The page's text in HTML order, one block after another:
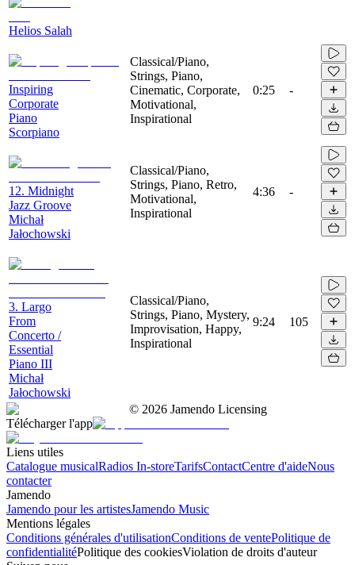
Helios Salah
Inspiring
Corporate
Piano
Scorpiano
Classical/Piano,
Strings, Piano,
Cinematic, Corporate,
Motivational,
Inspirational
0:25 -
12. Midnight
Jazz Groove
Michał
Jałochowski
Classical/Piano,
Strings, Piano, Retro,
Motivational,
Inspirational
4:36 -
3. Largo
From
Concerto /
Essential
Piano III
Michał
Jałochowski
Classical/Piano,
Strings, Piano, Mystery,
Improvisation, Happy,
Inspirational
9:24 105
© 2026 Jamendo Licensing
Télécharger l'app
Liens utiles
Catalogue musicalRadios In-storeTarifsContactCentre d'aideNous
contacter
Jamendo
Jamendo pour les artistesJamendo Music
Mentions légales
Conditions générales d'utilisationConditions de ventePolitique de
confidentialitéPolitique des cookiesViolation de droits d'auteur